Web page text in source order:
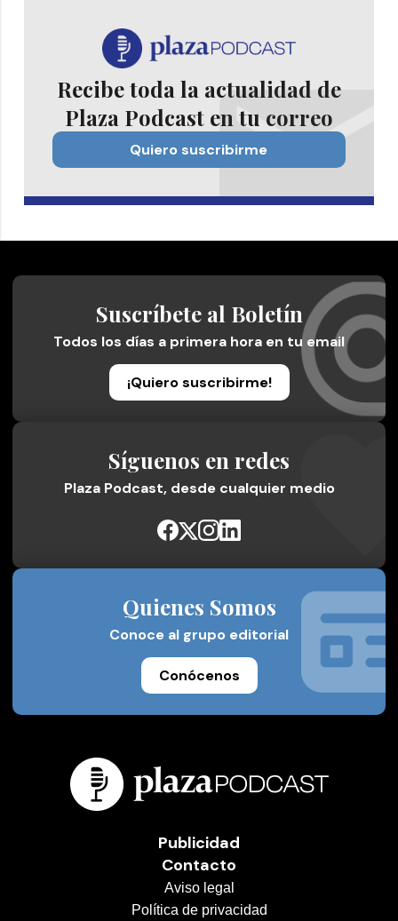
Recibe toda la actualidad de
Plaza Podcast en tu correo
Quiero suscribirme
Suscríbete al Boletín
Todos los días a primera hora en tu email
¡Quiero suscribirme!
Síguenos en redes
Plaza Podcast, desde cualquier medio
Quienes Somos
Conoce al grupo editorial
Conócenos
Publicidad
Contacto
Aviso legal
Política de privacidad